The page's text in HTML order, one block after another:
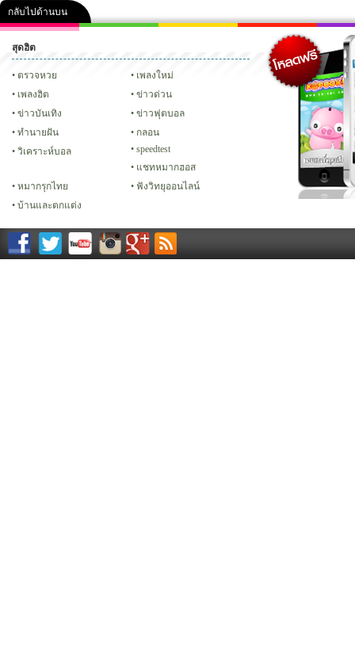
กลับไปด้านบน
คลิป ภาพ ปฏิทิน 2556 เฟซบุ๊ก ทวิ
Glitter
สุดฮิต
ตรวจหวย
เพลงใหม่
เพลงฮิต
ข่าวด่วน
ข่าวบันเทิง
ข่าวฟุตบอล
ทํานายฝัน
กลอน
วิเคราะห์บอล
speedtest
แชทหมากฮอส
หมากรุกไทย
ฟังวิทยุออนไลน์
บ้านและตกแต่ง